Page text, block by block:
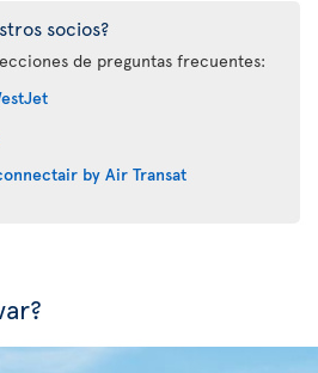
socios?
de preguntas frecuentes:
by Air Transat